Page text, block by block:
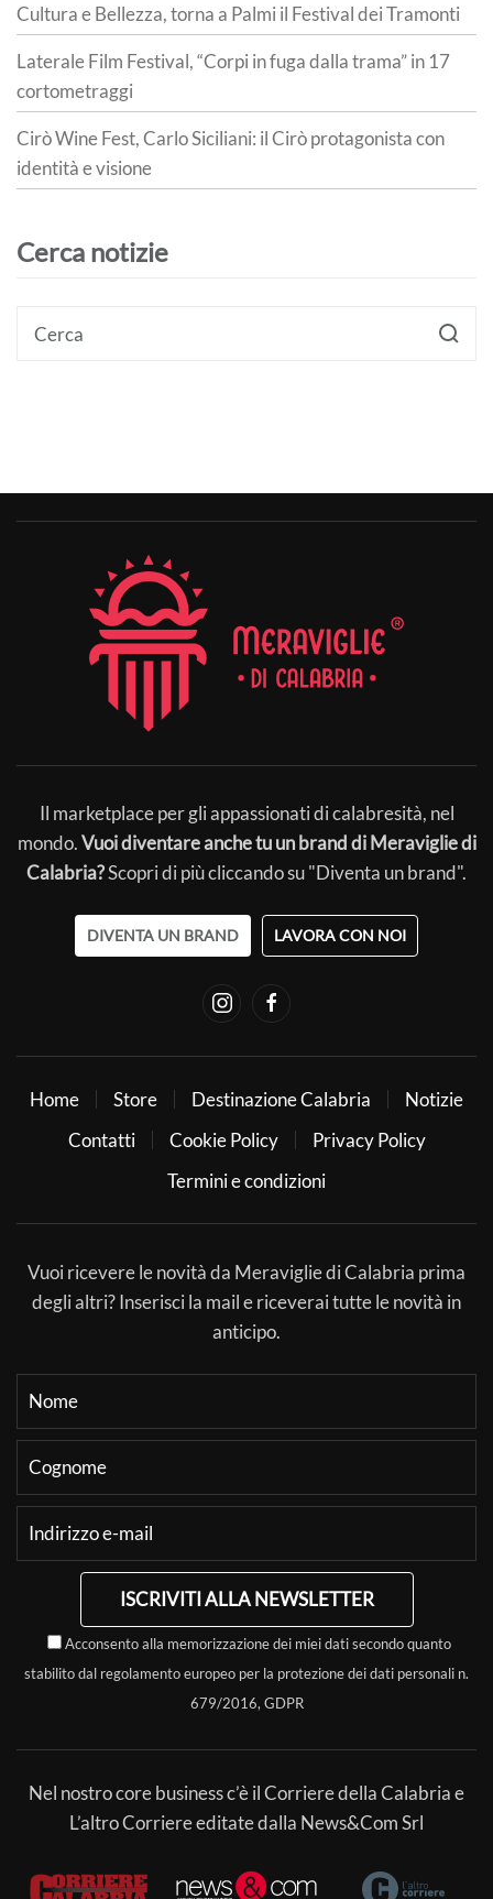
Cultura e Bellezza, torna a Palmi il Festival dei Tramonti
Laterale Film Festival, “Corpi in fuga dalla trama” in 17
cortometraggi
Cirò Wine Fest, Carlo Siciliani: il Cirò protagonista con
identità e visione
Cerca notizie
Il marketplace per gli appassionati di calabresità, nel
mondo.Vuoi diventare anche tu un brand di Meraviglie di
Calabria?Scopri di più cliccando su "Diventa un brand".
DIVENTA UN BRAND LAVORA CON NOI
Home Store Destinazione Calabria
Notizie
Contatti
Cookie Policy
Privacy Policy
Termini e condizioni
Vuoi ricevere le novità da Meraviglie di Calabria prima
degli altri? Inserisci la mail e riceverai tutte le novità in
anticipo.
ISCRIVITI ALLA NEWSLETTER
Acconsento alla memorizzazione dei miei dati secondo quanto
stabilito dal regolamento europeo per la protezione dei dati personali n.
679/2016, GDPR
Nel nostro core business c’è il Corriere della Calabria e
L’altro Corriere editate dalla News&Com Srl